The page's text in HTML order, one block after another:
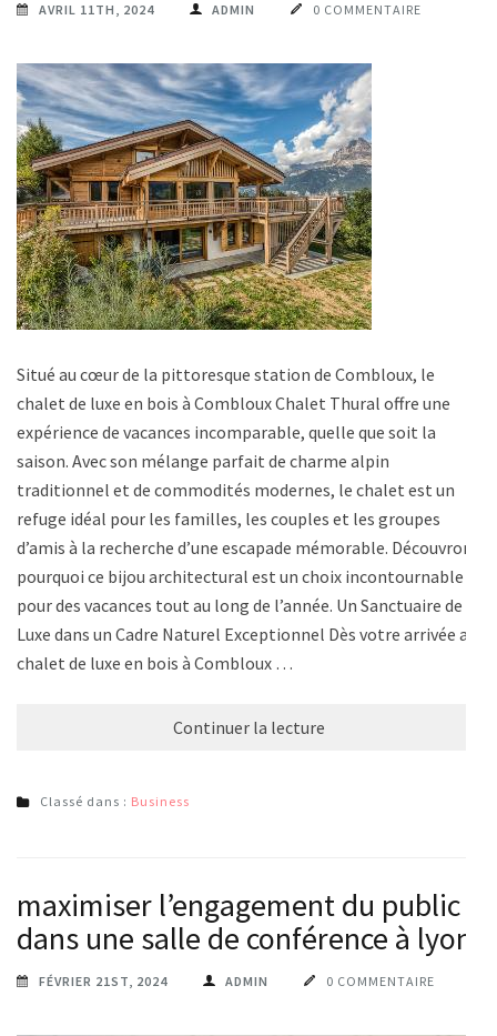
AVRIL 11TH, 2024 ADMIN 0 COMMENTAIRE
Situé au cœur de la pittoresque station de Combloux, le
chalet de luxe en bois à Combloux Chalet Thural offre une
expérience de vacances incomparable, quelle que soit la
saison. Avec son mélange parfait de charme alpin
traditionnel et de commodités modernes, le chalet est un
refuge idéal pour les familles, les couples et les groupes
d’amis à la recherche d’une escapade mémorable. Découvrons
pourquoi ce bijou architectural est un choix incontournable
pour des vacances tout au long de l’année. Un Sanctuaire de
Luxe dans un Cadre Naturel Exceptionnel Dès votre arrivée au
chalet de luxe en bois à Combloux …
Continuer la lecture
Classé dans : Business
maximiser l’engagement du public
dans une salle de conférence à lyon
FÉVRIER 21ST, 2024 ADMIN 0 COMMENTAIRE